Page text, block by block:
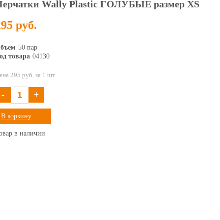
Wally Plastic ГОЛУБЫЕ размер XS
руб.
50 пар
товара 04130
295 руб. за 1 шт
- +
В корзину
в наличии